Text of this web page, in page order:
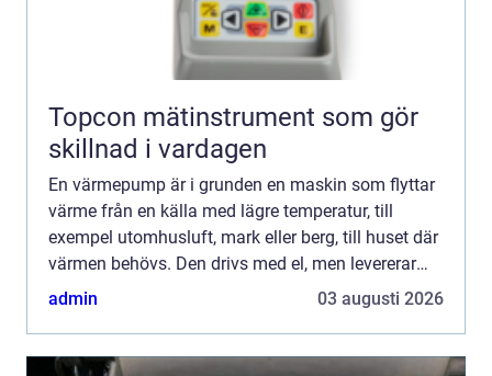
Topcon mätinstrument som gör
skillnad i vardagen
En värmepump är i grunden en maskin som flyttar
värme från en källa med lägre temperatur, till
exempel utomhusluft, mark eller berg, till huset där
värmen behövs. Den drivs med el, men levererar
flera gånger mer värme än den el som används.
admin 03 augusti 2026